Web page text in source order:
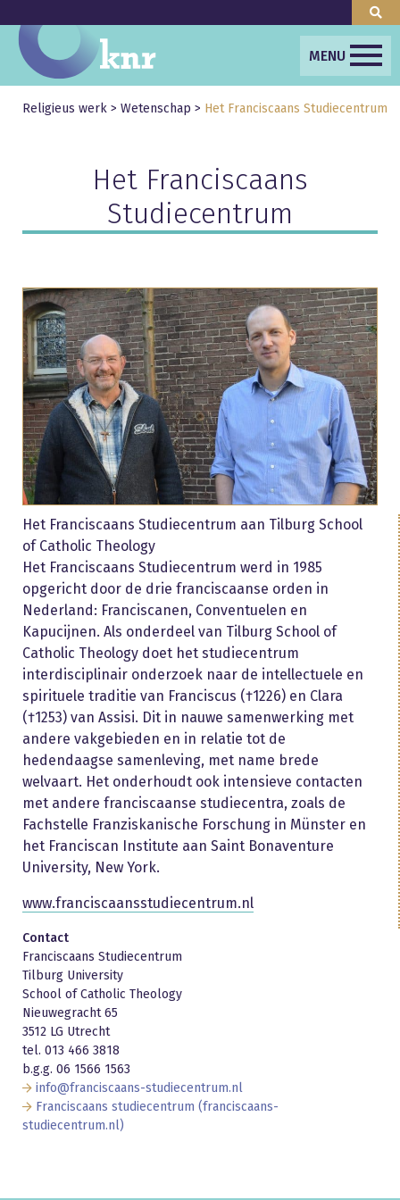
MENU
Religieus werk > Wetenschap > Het Franciscaans Studiecentrum
Het Franciscaans
Studiecentrum
Het Franciscaans Studiecentrum aan Tilburg School
of Catholic Theology
Het Franciscaans Studiecentrum werd in 1985
opgericht door de drie franciscaanse orden in
Nederland: Franciscanen, Conventuelen en
Kapucijnen. Als onderdeel van Tilburg School of
Catholic Theology doet het studiecentrum
interdisciplinair onderzoek naar de intellectuele en
spirituele traditie van Franciscus (†1226) en Clara
(†1253) van Assisi. Dit in nauwe samenwerking met
andere vakgebieden en in relatie tot de
hedendaagse samenleving, met name brede
welvaart. Het onderhoudt ook intensieve contacten
met andere franciscaanse studiecentra, zoals de
Fachstelle Franziskanische Forschung in Münster en
het Franciscan Institute aan Saint Bonaventure
University, New York.
www.franciscaansstudiecentrum.nl
Contact
Franciscaans Studiecentrum
Tilburg University
School of Catholic Theology
Nieuwegracht 65
3512 LG Utrecht
tel. 013 466 3818
b.g.g. 06 1566 1563
info@franciscaans-studiecentrum.nl
Franciscaans studiecentrum (franciscaans-
studiecentrum.nl)